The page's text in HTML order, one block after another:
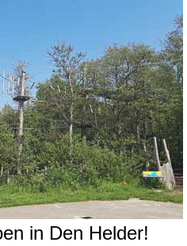
in Den Helder!